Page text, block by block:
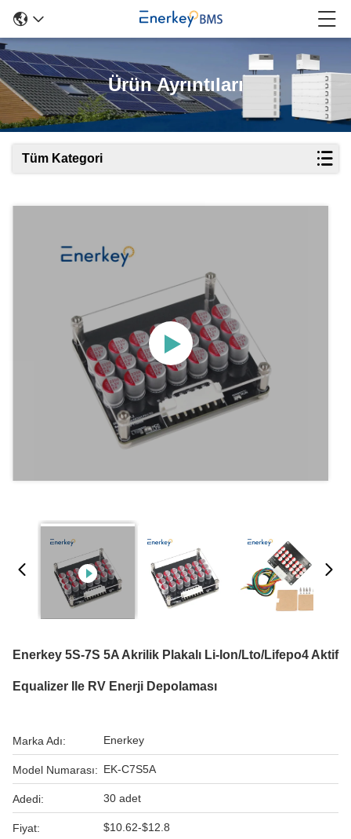
Ürün Ayrıntıları
Tüm Kategori
Enerkey 5S-7S 5A Akrilik Plakalı Li-Ion/Lto/Lifepo4 Aktif
Equalizer Ile RV Enerji Depolaması
Marka Adı: Enerkey
Model Numarası: EK-C7S5A
Adedi: 30 adet
Fiyat: $10.62-$12.8